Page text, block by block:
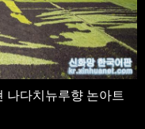
나다치뉴루향 논아트